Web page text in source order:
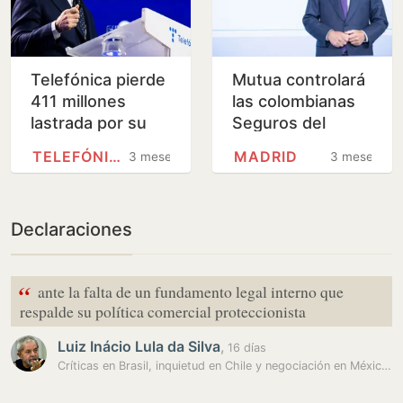
Telefónica pierde
411 millones
lastrada por su
salida de
Hispanoamérica
3 meses
TELEFÓNICA
Mutua controlará
las colombianas
Seguros del
de Vida del
3 meses
MADRID
Declaraciones
“ ante la falta de un fundamento legal interno que
respalde su política comercial proteccionista
Luiz Inácio Lula da Silva, 16 días
Críticas en Brasil, inquietud en Chile y negociación en México ante…